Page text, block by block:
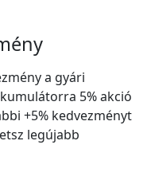
a gyári
5% akció
+5% kedvezményt
legújabb